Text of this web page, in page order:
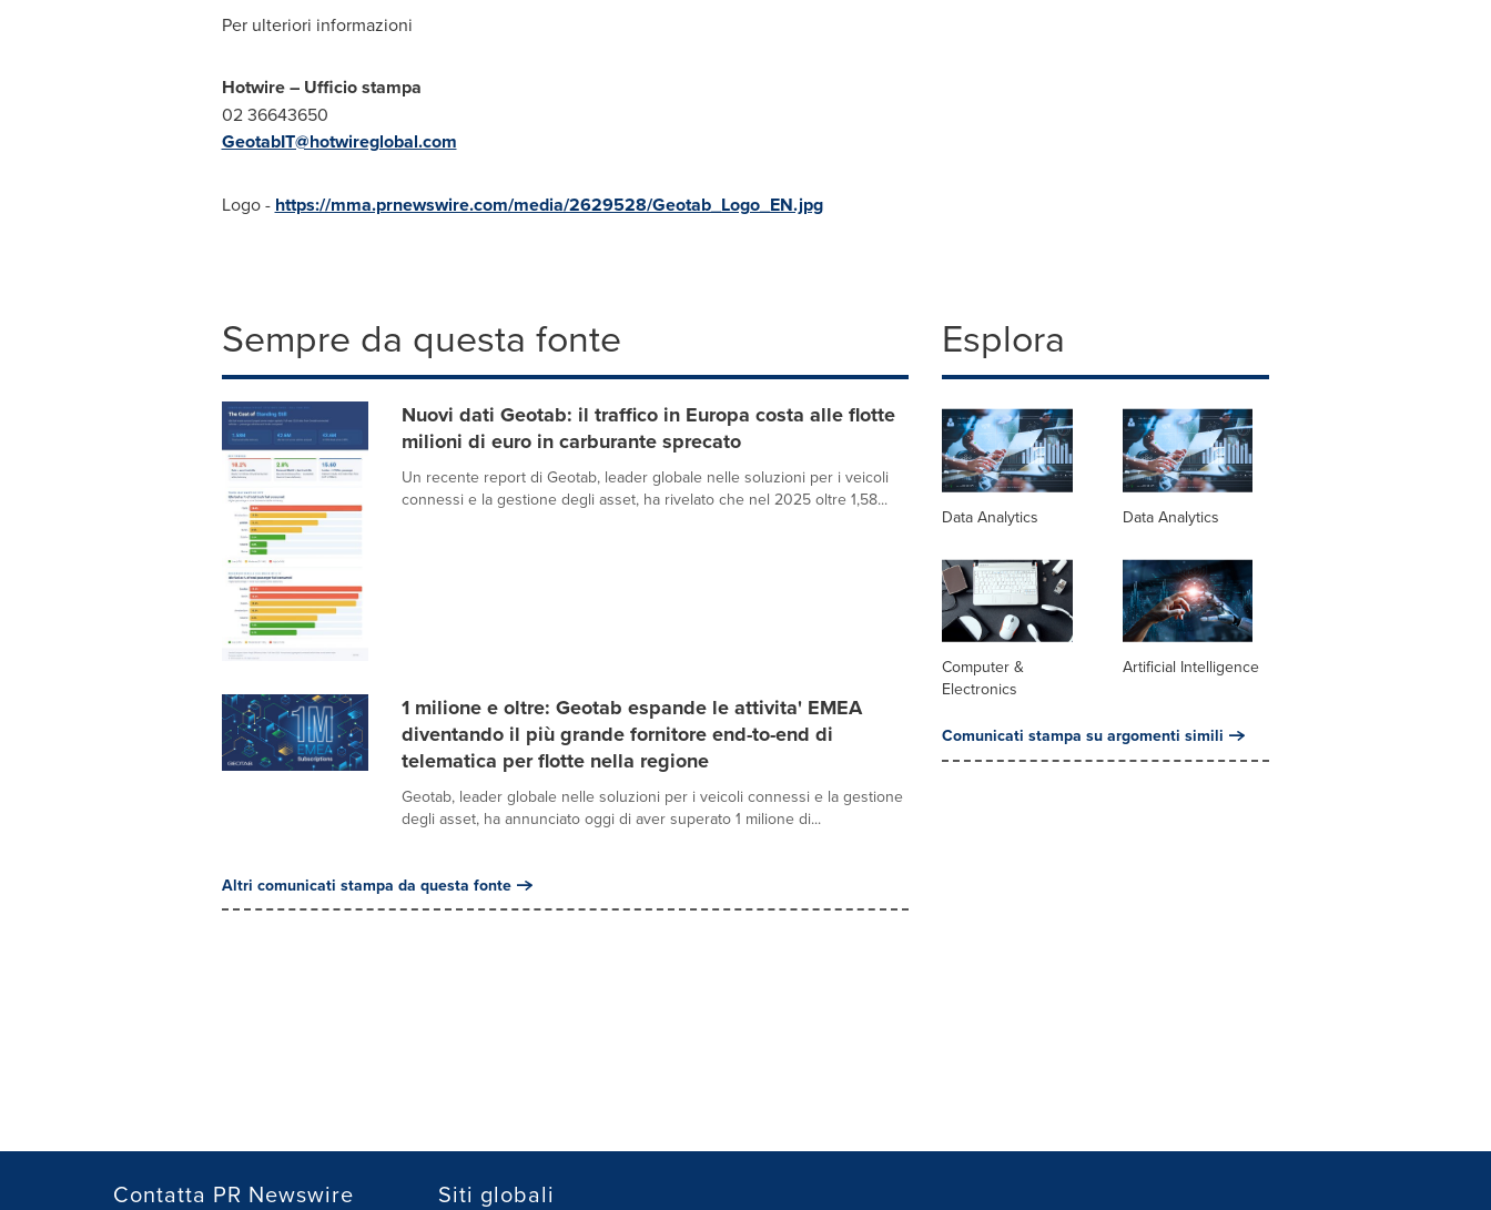
Per ulteriori informazioni
Hotwire – Ufficio stampa
02 36643650
GeotabIT@hotwireglobal.com
Logo - https://mma.prnewswire.com/media/2629528/Geotab_Logo_EN.jpg
Sempre da questa fonte
Nuovi dati Geotab: il traffico in Europa costa alle flotte
milioni di euro in carburante sprecato
Un recente report di Geotab, leader globale nelle soluzioni per i veicoli
connessi e la gestione degli asset, ha rivelato che nel 2025 oltre 1,58...
1 milione e oltre: Geotab espande le attivita' EMEA
diventando il più grande fornitore end-to-end di
telematica per flotte nella regione
Geotab, leader globale nelle soluzioni per i veicoli connessi e la gestione
degli asset, ha annunciato oggi di aver superato 1 milione di...
Altri comunicati stampa da questa fonte
Esplora
Data Analytics Data Analytics
Computer &
Electronics
Artificial Intelligence
Comunicati stampa su argomenti simili
Contatta PR Newswire Siti globali